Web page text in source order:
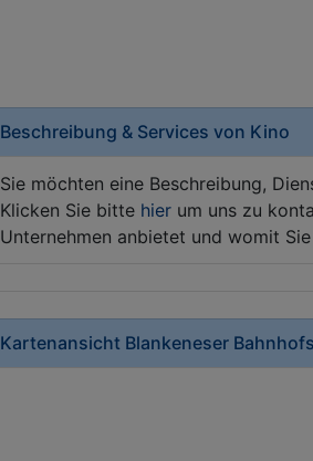
Beschreibung & Services von Kino
Sie möchten eine Beschreibung,
Klicken Sie bitte hier um uns zu
Unternehmen anbietet und womit
Kartenansicht Blankeneser